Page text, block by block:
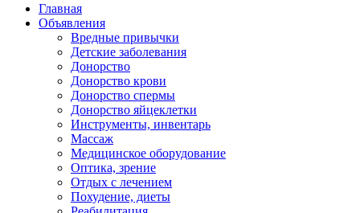
Главная
Объявления
Вредные привычки
Детские заболевания
Донорство
Донорство крови
Донорство спермы
Донорство яйцеклетки
Инструменты, инвентарь
Массаж
Медицинское оборудование
Оптика, зрение
Отдых с лечением
Похудение, диеты